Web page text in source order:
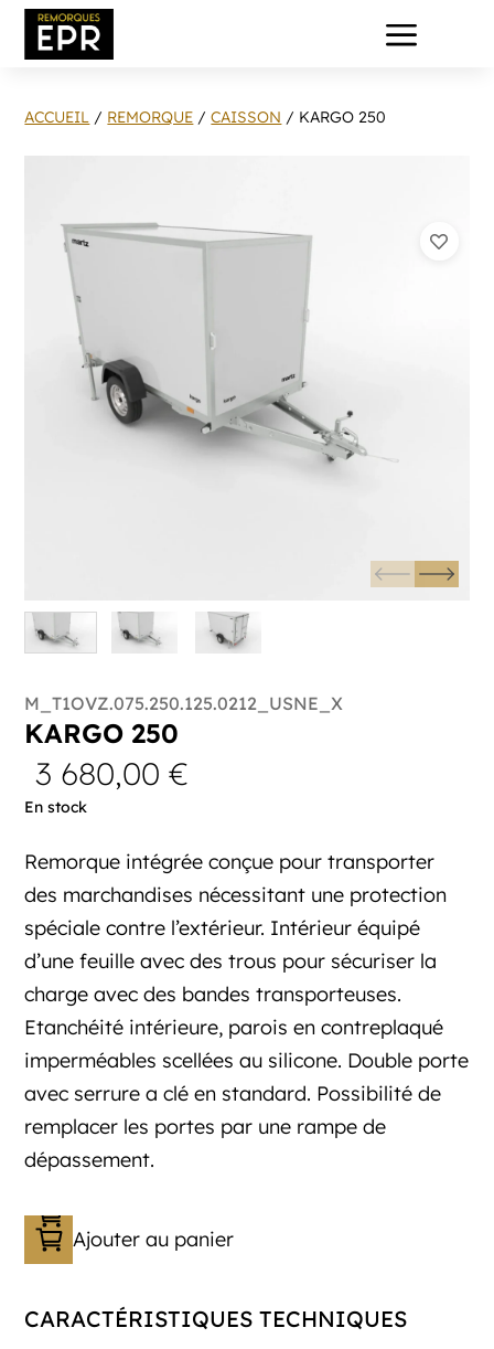
a
ACCUEIL / REMORQUE /CAISSON / KARGO 250
M_T1OVZ.075.250.125.0212_USNE_X
KARGO 250
3 680,00€
En stock
Remorque intégrée conçue pour transporter
des marchandises nécessitant une protection
spéciale contre l’extérieur. Intérieur équipé
d’une feuille avec des trous pour sécuriser la
charge avec des bandes transporteuses.
Etanchéité intérieure, parois en contreplaqué
imperméables scellées au silicone. Double porte
avec serrure a clé en standard. Possibilité de
remplacer les portes par une rampe de
dépassement.
Ajouter au panier
CARACTÉRISTIQUES TECHNIQUES